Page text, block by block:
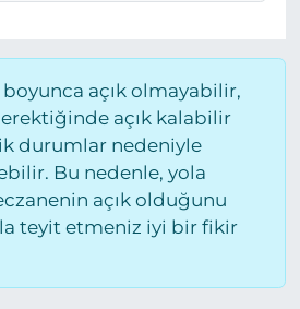
açık olmayabilir,
açık kalabilir
durumlar nedeniyle
Bu nedenle, yola
açık olduğunu
teyit etmeniz iyi bir fikir